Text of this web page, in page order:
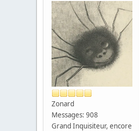
Zonard
Messages: 908
Grand Inquisiteur, encore